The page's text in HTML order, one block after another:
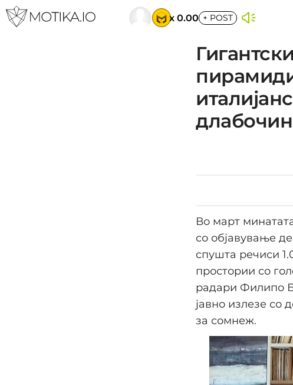
x 0.00 + POST
Во март
со објавување
спушта речиси
простории со
радари Филипо
јавно излезе со
за сомнеж.